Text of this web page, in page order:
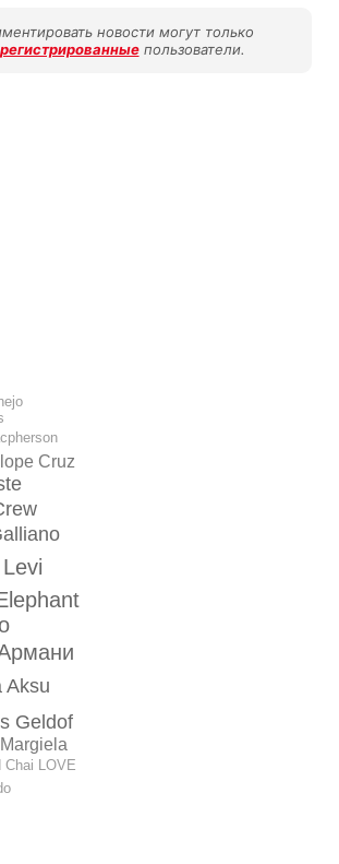
Aksu
Geldof
Cruz
Chai LOVE
новости могут только
пользователи.